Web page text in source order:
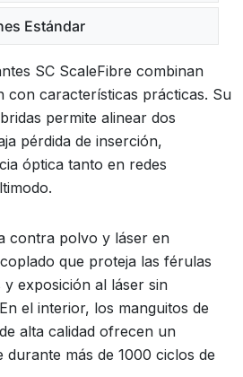
Estándar
SC ScaleFibre combinan
con características prácticas. Su
permite alinear dos
pérdida de inserción,
óptica tanto en redes
contra polvo y láser en
que proteja las férulas
exposición al láser sin
el interior, los manguitos de
alta calidad ofrecen un
durante más de 1000 ciclos de